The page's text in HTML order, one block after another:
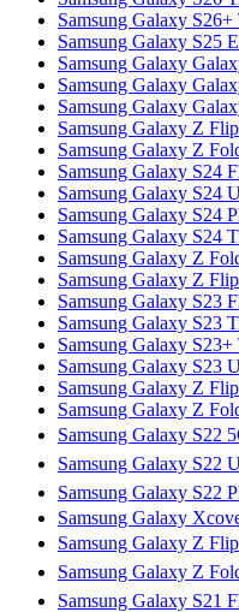
Samsung Galaxy
Samsung Galaxy S25
Samsung Galaxy
Samsung Galaxy
Samsung Galaxy
Samsung Galaxy Z
Samsung Galaxy Z
Samsung Galaxy S24
Samsung Galaxy S24
Samsung Galaxy S24
Samsung Galaxy S24
Samsung Galaxy Z
Samsung Galaxy Z
Samsung Galaxy S23
Samsung Galaxy S23
Samsung Galaxy
Samsung Galaxy S23
Samsung Galaxy Z
Samsung Galaxy Z
Samsung Galaxy S22
Samsung Galaxy S22
Samsung Galaxy S22
Samsung Galaxy
Samsung Galaxy Z
Samsung Galaxy Z
Samsung Galaxy S21